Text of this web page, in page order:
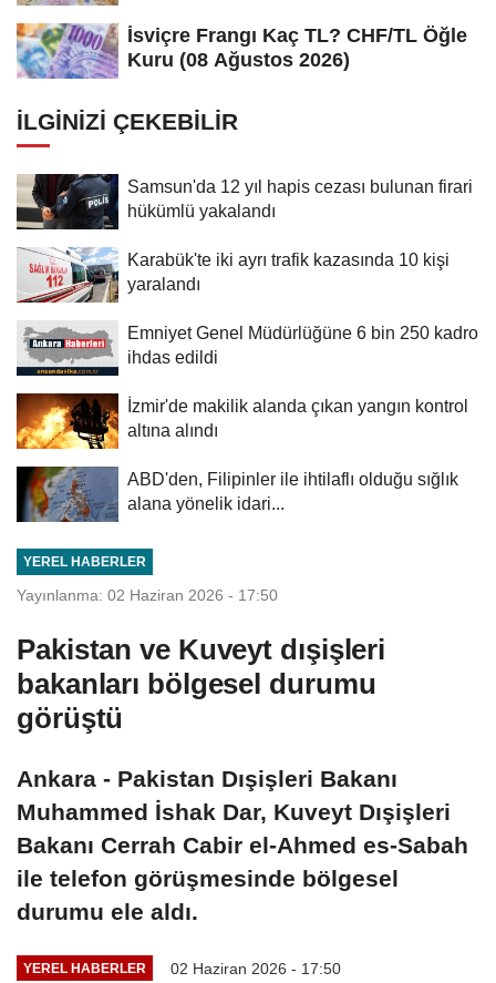
İsviçre Frangı Kaç TL? CHF/TL Öğle
Kuru (08 Ağustos 2026)
İLGINIZI ÇEKEBILIR
Samsun'da 12 yıl hapis cezası bulunan firari
hükümlü yakalandı
Karabük'te iki ayrı trafik kazasında 10 kişi
yaralandı
Emniyet Genel Müdürlüğüne 6 bin 250 kadro
ihdas edildi
İzmir'de makilik alanda çıkan yangın kontrol
altına alındı
ABD'den, Filipinler ile ihtilaflı olduğu sığlık
alana yönelik idari...
YEREL HABERLER
Yayınlanma: 02 Haziran 2026 - 17:50
Pakistan ve Kuveyt dışişleri
bakanları bölgesel durumu
görüştü
Ankara - Pakistan Dışişleri Bakanı
Muhammed İshak Dar, Kuveyt Dışişleri
Bakanı Cerrah Cabir el-Ahmed es-Sabah
ile telefon görüşmesinde bölgesel
durumu ele aldı.
YEREL HABERLER 02 Haziran 2026 - 17:50